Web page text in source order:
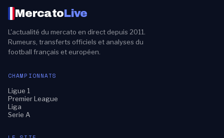
MercatoLive
L'actualité du mercato en direct depuis 2011.
Rumeurs, transferts officiels et analyses du
football français et européen.
CHAMPIONNATS
Ligue 1
Premier League
Liga
Serie A